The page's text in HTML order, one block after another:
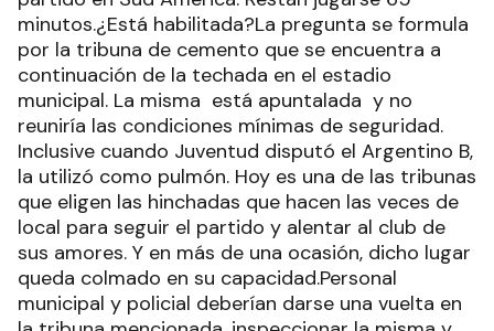
minutos.¿Está habilitada?La pregunta se formula
por la tribuna de cemento que se encuentra a
continuación de la techada en el estadio
municipal. La misma está apuntalada y no
reuniría las condiciones mínimas de seguridad.
Inclusive cuando Juventud disputó el Argentino B,
la utilizó como pulmón. Hoy es una de las tribunas
que eligen las hinchadas que hacen las veces de
local para seguir el partido y alentar al club de
sus amores. Y en más de una ocasión, dicho lugar
queda colmado en su capacidad.Personal
municipal y policial deberían darse una vuelta en